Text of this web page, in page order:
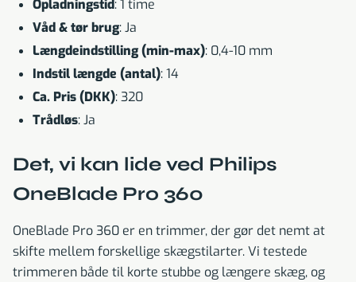
Opladningstid: 1 time
Våd & tør brug: Ja
Længdeindstilling (min-max): 0,4-10 mm
Indstil længde (antal): 14
Ca. Pris (DKK): 320
Trådløs: Ja
Det, vi kan lide ved Philips
OneBlade Pro 360
OneBlade Pro 360 er en trimmer, der gør det nemt at
skifte mellem forskellige skægstilarter. Vi testede
trimmeren både til korte stubbe og længere skæg, og